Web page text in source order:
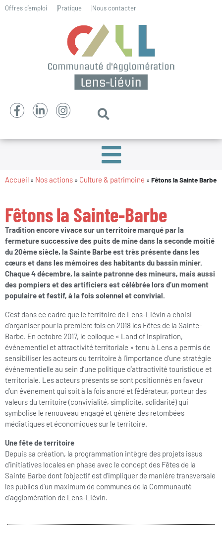
Offres d’emploi Pratique Nous contacter
Accueil » Nos actions » Culture & patrimoine » Fêtons la Sainte Barbe
Fêtons la Sainte-Barbe
Tradition encore vivace sur un territoire marqué par la
fermeture successive des puits de mine dans la seconde moitié
du 20ème siècle, la Sainte Barbe est très présente dans les
cœurs et dans les mémoires des habitants du bassin minier.
Chaque 4 décembre, la sainte patronne des mineurs, mais aussi
des pompiers et des artificiers est célébrée lors d’un moment
populaire et festif, à la fois solennel et convivial.
C’est dans ce cadre que le territoire de Lens-Liévin a choisi
d’organiser pour la première fois en 2018 les Fêtes de la Sainte-
Barbe. En octobre 2017, le colloque « Land of Inspiration,
événementiel et attractivité territoriale » tenu à Lens a permis de
sensibiliser les acteurs du territoire à l’importance d’une stratégie
événementielle au sein d’une politique d’attractivité touristique et
territoriale. Les acteurs présents se sont positionnés en faveur
d’un événement qui soit à la fois ancré et fédérateur, porteur des
valeurs du territoire (convivialité, simplicité, solidarité) qui
symbolise le renouveau engagé et génère des retombées
médiatiques et économiques sur le territoire.
Une fête de territoire
Depuis sa création, la programmation intègre des projets issus
d’initiatives locales en phase avec le concept des Fêtes de la
Sainte Barbe dont l’objectif est d’impliquer de manière transversale
les publics d’un maximum de communes de la Communauté
d’agglomération de Lens-Liévin.